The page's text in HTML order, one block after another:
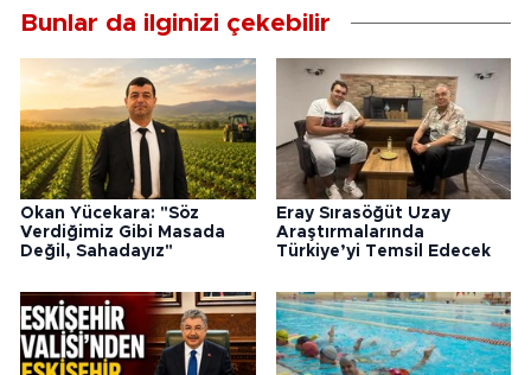
Bunlar da ilginizi çekebilir
Okan Yücekara: "Söz
Verdiğimiz Gibi Masada
Değil, Sahadayız"
Eray Sırasöğüt Uzay
Araştırmalarında
Türkiye’yi Temsil Edecek